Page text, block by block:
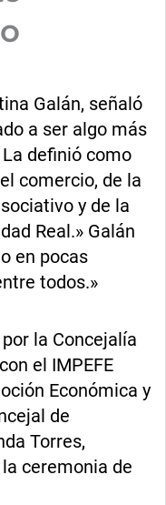
Galán, señaló
a ser algo más
definió como
comercio, de la
y de la
Real.» Galán
en pocas
todos.»
la Concejalía
el IMPEFE
Económica y
de
Torres,
ceremonia de